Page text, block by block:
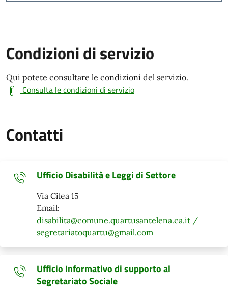
Condizioni di servizio
Qui potete consultare le condizioni del servizio.
Consulta le condizioni di servizio
Contatti
Ufficio Disabilità e Leggi di Settore
Via Cilea 15
Email:
disabilita@comune.quartusantelena.ca.it /
segretariatoquartu@gmail.com
Ufficio Informativo di supporto al
Segretariato Sociale